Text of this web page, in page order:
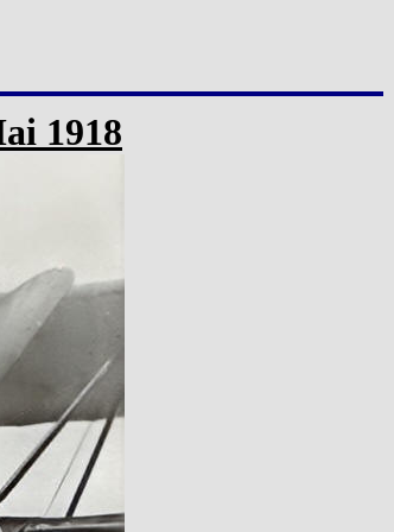
1918